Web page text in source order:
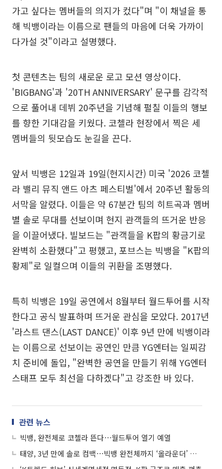
가고 싶다는 멤버들의 의지가 컸다"며 "이 채널을 통
해 빅뱅이라는 이름으로 팬들의 마음에 더욱 가까이
다가설 것"이라고 설명했다.
첫 콘텐츠는 팀의 새로운 로고 모션 영상이다.
'BIGBANG'과 '20TH ANNIVERSARY' 문구를 감각적
으로 풀어내 데뷔 20주년을 기념해 펼칠 이들의 행보
를 향한 기대감을 키웠다. 코첼라 현장에서 찍은 세
멤버들의 뒷모습도 눈길을 끈다.
앞서 빅뱅은 12일과 19일(현지시간) 미국 '2026 코첼
라 밸리 뮤직 앤드 아츠 페스티벌'에서 20주년 활동의
서막을 알렸다. 이들은 약 67분간 팀의 히트곡과 멤버
별 솔로 무대를 선보이며 현지 관객들의 뜨거운 반응
을 이끌어냈다. 빌보드는 "관객들을 K팝의 황금기로
완벽히 소환했다"고 평했고, 포브스는 빅뱅을 "K팝의
황제"로 일컬으며 이들의 귀환을 조명했다.
특히 빅뱅은 19일 공연에서 8월부터 월드투어를 시작
한다고 공식 발표하며 뜨거운 관심을 모았다. 2017년
'라스트 댄스(LAST DANCE)' 이후 9년 만에 빅뱅이라
는 이름으로 선보이는 공연인 만큼 YG엔터는 일찌감
치 준비에 돌입, "완벽한 공연을 만들기 위해 YG엔터
스태프 모두 최선을 다하겠다"고 강조한 바 있다.
관련 뉴스
빅뱅, 완전체로 코첼라 뜬다⋯월드투어 열기 예열
태양, 3년 만에 솔로 컴백⋯빅뱅 완전체까지 ‘올라운더’ 활동 예고